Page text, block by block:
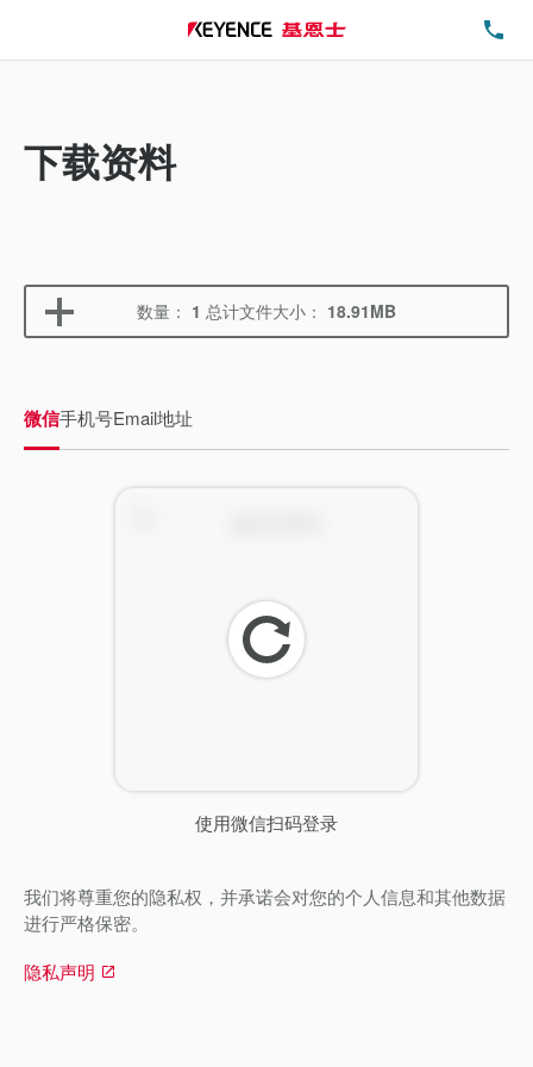
下载资料
数量： 1 总计文件大小： 18.91MB
微信手机号Email地址
使用微信扫码登录
刷
新
我们将尊重您的隐私权，并承诺会对您的个人信息和其他数据
进行严格保密。
隐私声明